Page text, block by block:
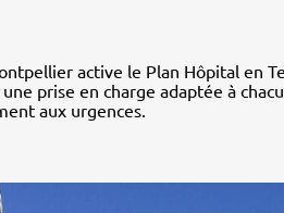
active le Plan Hôpital en
prise en charge adaptée à
aux urgences.